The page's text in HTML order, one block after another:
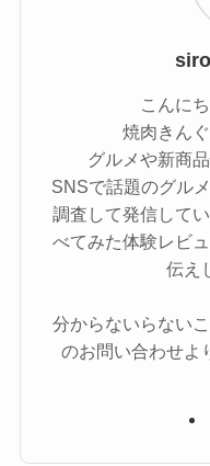
こんに
焼肉きん
グルメや新商
SNSで話題のグル
調査して発信して
べてみた体験レビ
伝え
分からないらない
のお問い合わせよ